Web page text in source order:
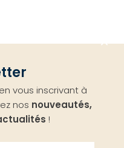
vous inscrivant à
nos nouveautés,
!